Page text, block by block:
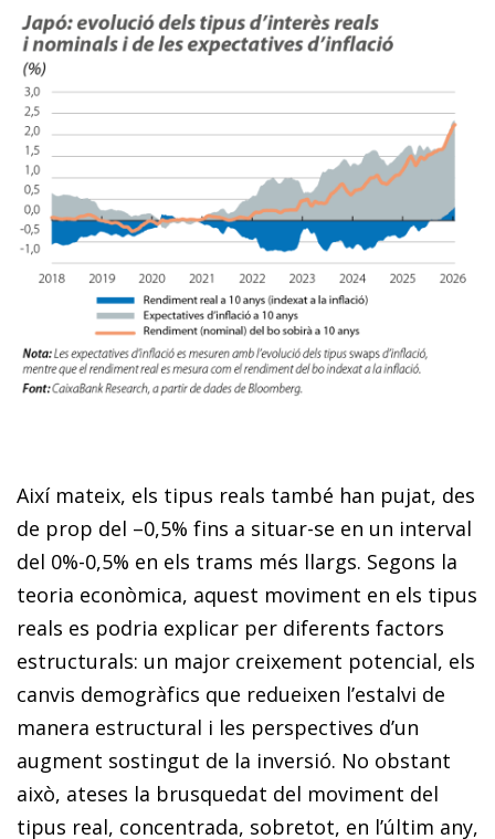
Així mateix, els tipus reals també han pujat, des
de prop del –0,5% fins a situar-se en un interval
del 0%-0,5% en els trams més llargs. Segons la
teoria econòmica, aquest moviment en els tipus
reals es podria explicar per diferents factors
estructurals: un major creixement potencial, els
canvis demogràfics que redueixen l’estalvi de
manera estructural i les perspectives d’un
augment sostingut de la inversió. No obstant
això, ateses la brusquedat del moviment del
tipus real, concentrada, sobretot, en l’últim any,